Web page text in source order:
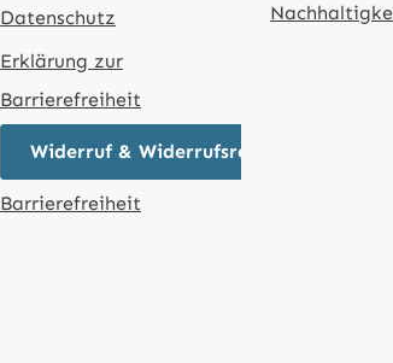
Datenschutz
Erklärung zur
Barrierefreiheit
Widerruf & Widerrufsrecht
Barrierefreiheit